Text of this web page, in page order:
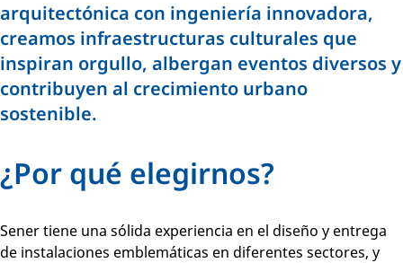
arquitectónica con ingeniería innovadora,
creamos infraestructuras culturales que
inspiran orgullo, albergan eventos diversos y
contribuyen al crecimiento urbano
sostenible.
¿Por qué elegirnos?
Sener tiene una sólida experiencia en el diseño y entrega
de instalaciones emblemáticas en diferentes sectores, y